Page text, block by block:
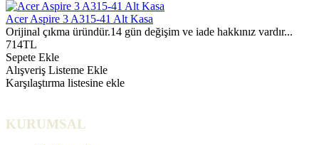
Acer Aspire 3 A315-41 Alt Kasa
Orijinal çıkma üründür.14 gün değişim ve iade hakkınız vardır...
714TL
Sepete Ekle
Alışveriş Listeme Ekle
Karşılaştırma listesine ekle
KURUMSAL